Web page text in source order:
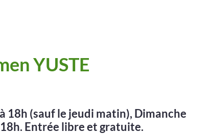
YUSTE
18h (sauf le jeudi matin), Dimanche
Entrée libre et gratuite.